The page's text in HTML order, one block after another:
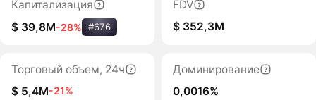
Капитализация
$ 39,8M-28% #676
FDV
$ 352,3M
Торговый объем, 24ч
$ 5,4M-21%
Доминирование
0,0016%